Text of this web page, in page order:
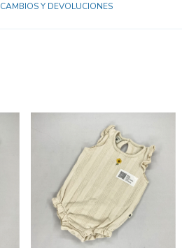
CAMBIOS Y DEVOLUCIONES